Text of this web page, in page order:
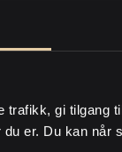
trafikk, gi tilgang
er. Du kan når
peiskos.